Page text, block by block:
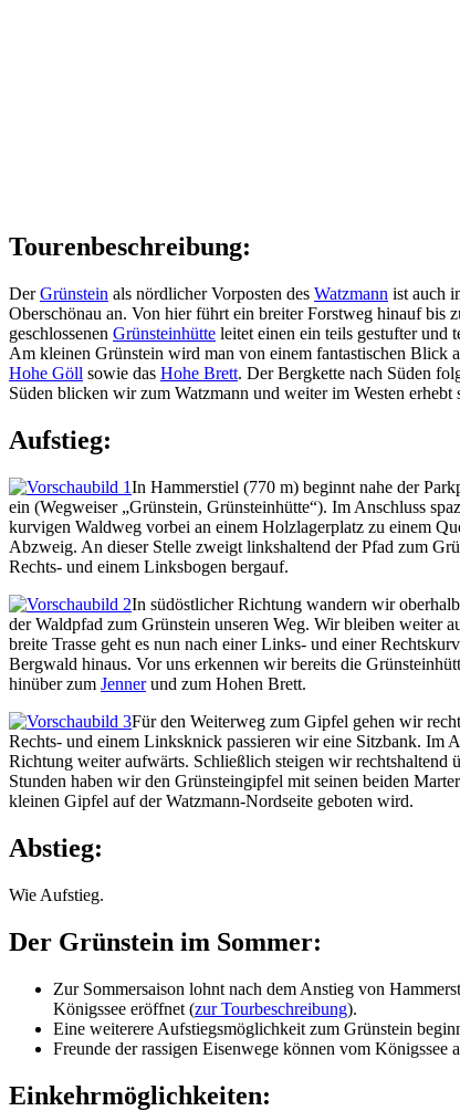
Tourenbeschreibung:
DerGrünstein als nördlicher Vorposten des Watzmann ist auch
Oberschönau an. Von hier führt ein breiter Forstweg hinauf bis
geschlossenen Grünsteinhütte leitet einen ein teils gestufter und
Am kleinen Grünstein wird man von einem fantastischen Blick
Hohe Göll sowie das Hohe Brett. Der Bergkette nach Süden
Süden blicken wir zum Watzmann und weiter im Westen erhebt
Aufstieg:
In Hammerstiel (770 m) beginnt nahe der
ein (Wegweiser „Grünstein, Grünsteinhütte“). Im Anschluss
kurvigen Waldweg vorbei an einem Holzlagerplatz zu einem
Abzweig. An dieser Stelle zweigt linkshaltend der Pfad zum
Rechts- und einem Linksbogen bergauf.
In südöstlicher Richtung wandern wir
der Waldpfad zum Grünstein unseren Weg. Wir bleiben weiter
breite Trasse geht es nun nach einer Links- und einer
Bergwald hinaus. Vor uns erkennen wir bereits die
hinüber zum Jennerund zum Hohen Brett.
Für den Weiterweg zum Gipfel gehen wir
Rechts- und einem Linksknick passieren wir eine Sitzbank. Im
Richtung weiter aufwärts. Schließlich steigen wir rechtshaltend
Stunden haben wir den Grünsteingipfel mit seinen beiden
kleinen Gipfel auf der Watzmann-Nordseite geboten wird.
Abstieg:
Wie Aufstieg.
Der Grünstein im Sommer:
Zur Sommersaison lohnt nach dem Anstieg von
Königssee eröffnet (zur Tourbeschreibung).
Eine weiterere Aufstiegsmöglichkeit zum Grünstein
Freunde der rassigen Eisenwege können vom Königssee
Einkehrmöglichkeiten: